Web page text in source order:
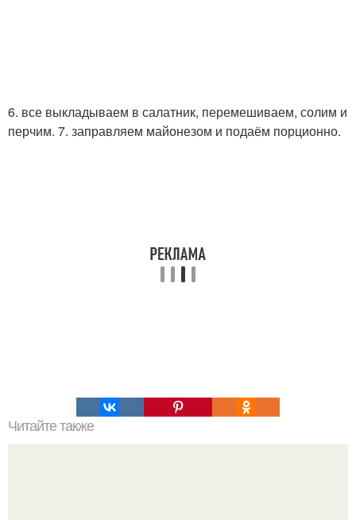
6. все выкладываем в салатник, перемешиваем, солим и
перчим. 7. заправляем майонезом и подаём порционно.
Читайте также